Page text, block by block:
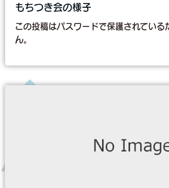
もちつき会の様子
この投稿はパスワードで保護されている
ん。